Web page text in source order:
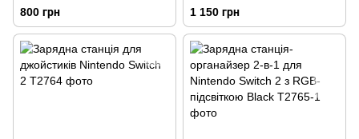
800 грн
осьовим гіроскопом для
Nintendo Switch/OLED/Lite
1 150 грн